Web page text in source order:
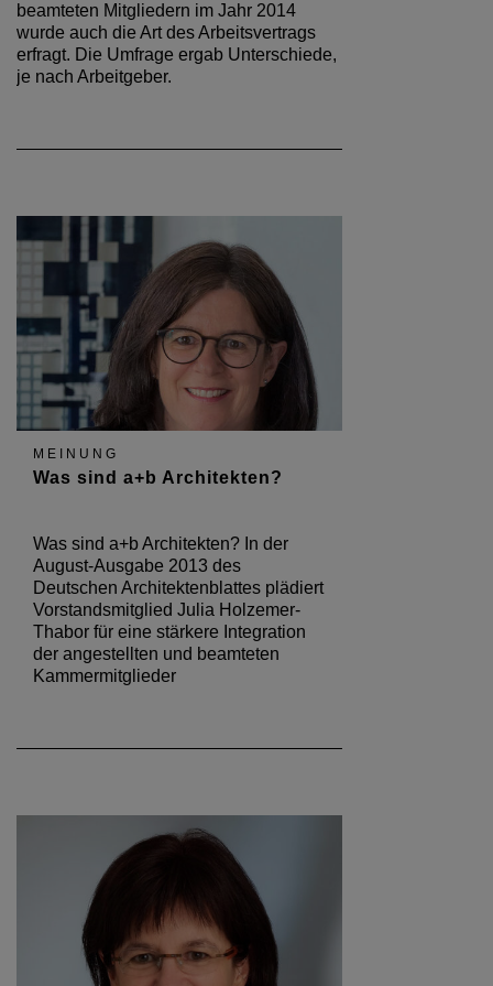
beamteten Mitgliedern im Jahr 2014
wurde auch die Art des Arbeitsvertrags
erfragt. Die Umfrage ergab Unterschiede,
je nach Arbeitgeber.
MEINUNG
Was sind a+b Architekten?
Was sind a+b Architekten? In der
August-Ausgabe 2013 des
Deutschen Architektenblattes plädiert
Vorstandsmitglied Julia Holzemer-
Thabor für eine stärkere Integration
der angestellten und beamteten
Kammermitglieder